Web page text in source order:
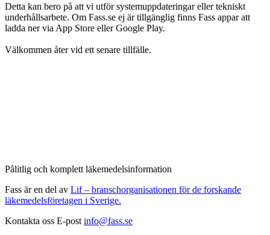
Detta kan bero på att vi utför systemuppdateringar eller tekniskt
underhållsarbete. Om Fass.se ej är tillgänglig finns Fass appar att
ladda ner via App Store eller Google Play.
Välkommen åter vid ett senare tillfälle.
Pålitlig och komplett läkemedelsinformation
Fass är en del av Lif – branschorganisationen för de forskande
läkemedelsföretagen i Sverige.
Kontakta oss E-post info@fass.se